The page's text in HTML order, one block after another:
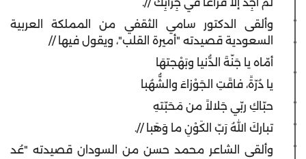
وألقى الدكتور سامي الثقفي من المملكة العربية
السعودية قصيدته "أميرة القلب"، ويقول فيها //
أمّاه يا جَنّةَ الدُّنيا وبَهْجتهَا
يا دُرّةً، فاقَتِ الجَوْزاءَ والشُّهُبا
حبّاكِ ربّي جَلالاً من مَحَبّتهِ
تباركَ اللهُ رَبّ الكَوْنِ ما وَهَبا //.
وألقى الشاعر محمد حسن من السودان قصيدته "عُد